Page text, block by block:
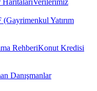
Verilerimiz
Yatırım
RehberiKonut Kredisi
Danışmanlar